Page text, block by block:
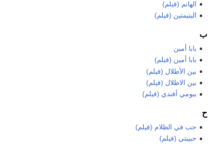
الهانم (فيلم)
اليتيمتين (فيلم)
ب
بابا أمين
بابا أمين (فيلم)
بين الأطلال (فيلم)
بين الاطلال (فيلم)
بيومي أفندي (فيلم)
ح
حب في الظلام (فيلم)
حبيبتي (فيلم)